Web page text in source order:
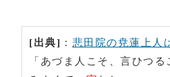
[出典] ： 悲田院の尭蓮上人
「あづま人こそ、言ひつ